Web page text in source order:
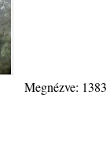
Megnézve: